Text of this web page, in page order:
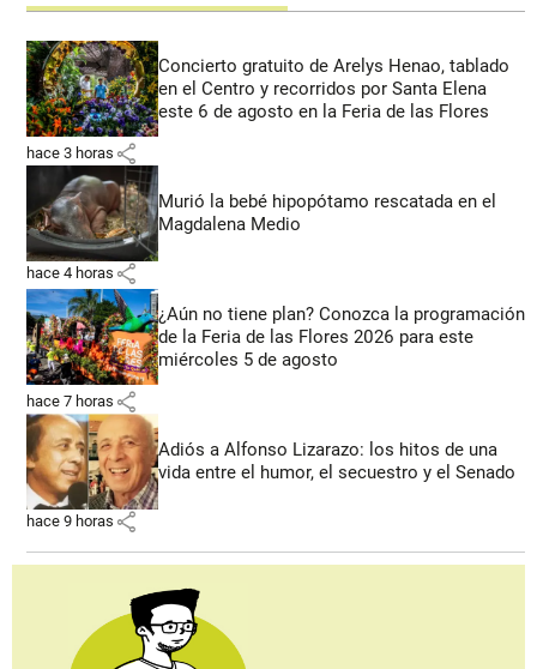
Concierto gratuito de Arelys Henao, tablado
en el Centro y recorridos por Santa Elena
este 6 de agosto en la Feria de las Flores
hace 3 horas share
Murió la bebé hipopótamo rescatada en el
Magdalena Medio
hace 4 horas share
¿Aún no tiene plan? Conozca la programación
de la Feria de las Flores 2026 para este
miércoles 5 de agosto
hace 7 horas share
Adiós a Alfonso Lizarazo: los hitos de una
vida entre el humor, el secuestro y el Senado
hace 9 horas share